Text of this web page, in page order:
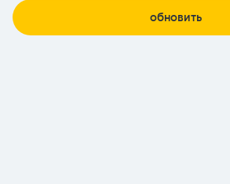
обновить